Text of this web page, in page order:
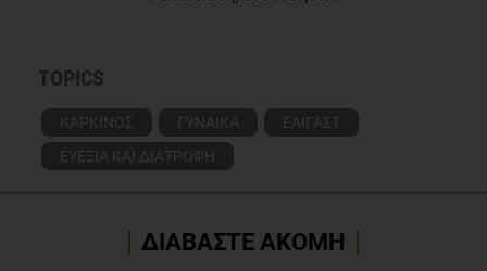
TOPICS
ΚΑΡΚΙΝΟΣ ΓΥΝΑΙΚΑ
ΕΛΙΓΑΣΤ
ΕΥΕΞΙΑ ΚΑΙ ΔΙΑΤΡΟΦΗ
ΔΙΑΒΑΣΤΕ ΑΚΟΜΗ